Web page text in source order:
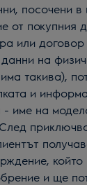
посочени в
от покупния
или договор
на
има такива),
и
име на
и ще